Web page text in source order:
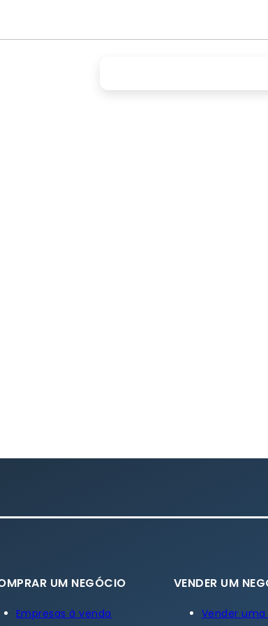
UM NEGÓCIO
Empresas à venda
VENDER UM
Vender uma